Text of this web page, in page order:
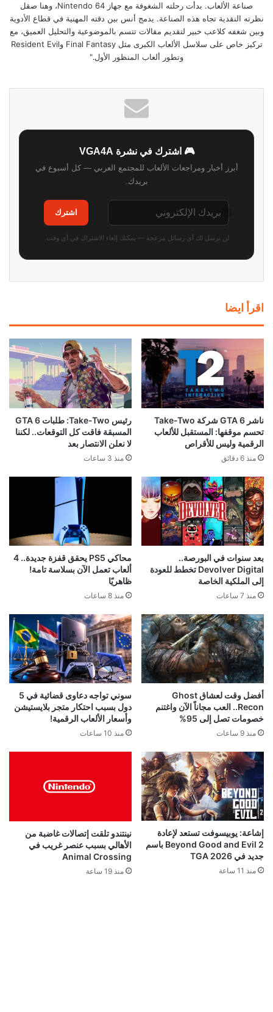
صناعة الألعاب. بدأت رحلته الشغوفة مع جهاز Nintendo 64، وهنا صقل
نظرته النقدية تجاه هذه الصناعة. يدمج أنس بين دقته المهنية في قطاع الأدوية
وبين شغفه كلاعب خبير لتقديم مقالات تتسم بالموضوعية والتحليل العميق، مع
تركيز خاص على سلاسل الألعاب الكبرى مثل Final Fantasy وResident Evil
وتطور ألعاب المنظور الأول."
🎮 اشترك في نشرة VGA4A
أبرز أخبار ومراجعات الألعاب للمجتمع العربي — كل أسبوع في
بريدك.
اشترك
لن نرسل لك أي رسائل مزعجة — يمكنك إلغاء الاشتراك في أي وقت.
اقرأ ايضا
ناشر GTA 6 شركة Take-Two
تحسم موقفها: المستقبل للألعاب
الرقمية وليس للأقراص
منذ 6 دقائق
رئيس Take-Two: طلبات GTA 6
المسبقة فاقت كل التوقعات.. لكننا
لا نعلن الانتصار بعد
منذ 3 ساعات
بعد سنوات في البورصة..
Devolver Digital تخطط للعودة
إلى الملكية الخاصة
منذ 7 ساعات
محاكي PS5 يحقق قفزة جديدة.. 4
ألعاب تعمل الآن بسلاسة تامة!
ظاهريًا
منذ 8 ساعات
أفضل وقت لعشاق Ghost
Recon.. العب مجاناً الآن واغتنم
خصومات تصل إلى 95%
منذ 9 ساعات
سوني تواجه دعاوى قضائية في 5
دول بسبب احتكار متجر بلايستيشن
وأسعار الألعاب الرقمية!
منذ 10 ساعات
إشاعة: يوبيسوفت تستعد لإعادة
Beyond Good and Evil 2 باسم
جديد في TGA 2026
منذ 11 ساعة
نينتندو تلقت إتصالات غاضبة من
الأهالي بسبب عنصر غريب في
Animal Crossing
منذ 19 ساعة